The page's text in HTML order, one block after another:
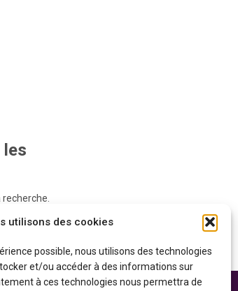
utilisons des cookies
possible, nous utilisons des technologies
et/ou accéder à des informations sur
à ces technologies nous permettra de
les
recherche.